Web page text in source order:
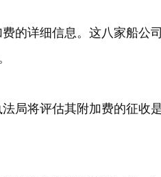
的详细信息。这八家船公
法局将评估其附加费的征收